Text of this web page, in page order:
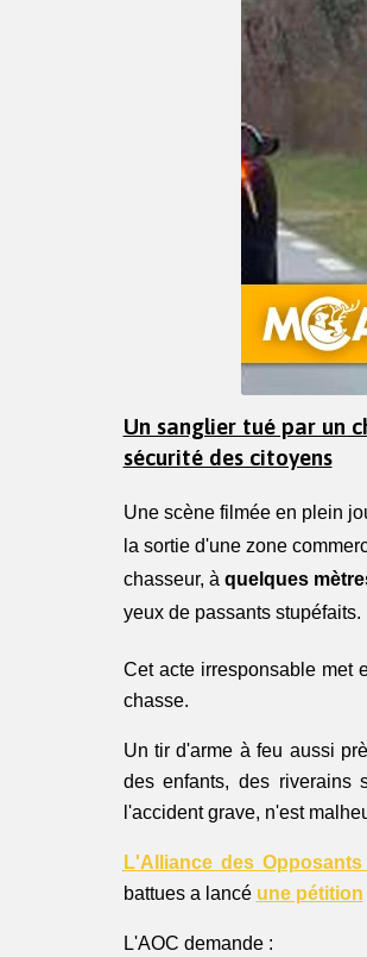
Un sanglier tué par un
sécurité des citoyens
Une scène filmée en plein
la sortie d'une zone
chasseur, à quelques
yeux de passants
Cet acte irresponsable met
chasse.
Un tir d'arme à feu aussi
des enfants, des riverains
l'accident grave, n'est
L'Alliance des
battues a lancé une pétition
L'AOC demande :